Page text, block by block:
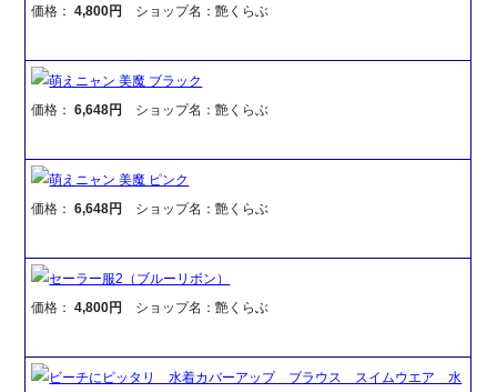
価格：4,800円 ショップ名：艶くらぶ
萌えニャン 美魔 ブラック
価格：6,648円 ショップ名：艶くらぶ
萌えニャン 美魔 ピンク
価格：6,648円 ショップ名：艶くらぶ
セーラー服2（ブルーリボン）
価格：4,800円 ショップ名：艶くらぶ
ビーチにピッタリ 水着カバーアップ ブラウス スイムウエア 水